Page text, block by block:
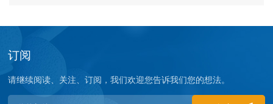
订阅
请继续阅读、关注、订阅，我们欢迎您告诉我们您的想法。